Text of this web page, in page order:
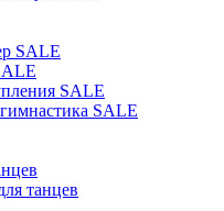
SALE
SALE
SALE
танцев